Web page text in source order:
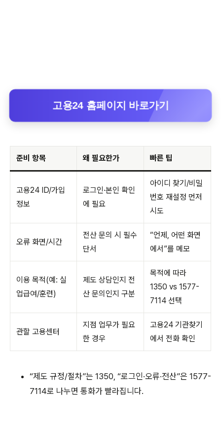
고용24 홈페이지 바로가기
준비 항목 왜 필요한가 빠른 팁
고용24 ID/가입
정보
로그인·본인 확인
에 필요
아이디 찾기/비밀
번호 재설정 먼저
시도
오류 화면/시간
전산 문의 시 필수
단서
“언제, 어떤 화면
에서”를 메모
이용 목적(예: 실
업급여/훈련)
제도 상담인지 전
산 문의인지 구분
목적에 따라
1350 vs 1577-
7114 선택
관할 고용센터
지점 업무가 필요
한 경우
고용24 기관찾기
에서 전화 확인
“제도 규정/절차”는 1350, “로그인·오류·전산”은 1577-
7114로 나누면 통화가 빨라집니다.